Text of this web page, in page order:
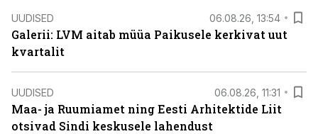
UUDISED 06.08.26, 13:54
Galerii: LVM aitab müüa Paikusele kerkivat uut
kvartalit
UUDISED 06.08.26, 11:31
Maa- ja Ruumiamet ning Eesti Arhitektide Liit
otsivad Sindi keskusele lahendust